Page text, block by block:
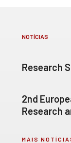
NOTÍCIAS
Research
2nd
Research
MAIS